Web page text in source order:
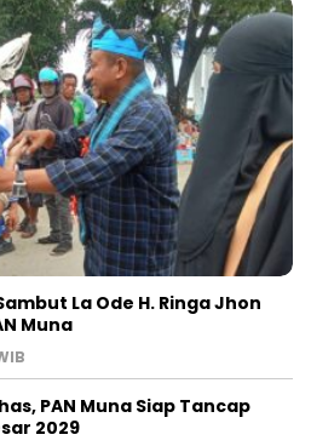
La Ode H. Ringa Jhon
Muna
PAN Muna Siap Tancap
2029